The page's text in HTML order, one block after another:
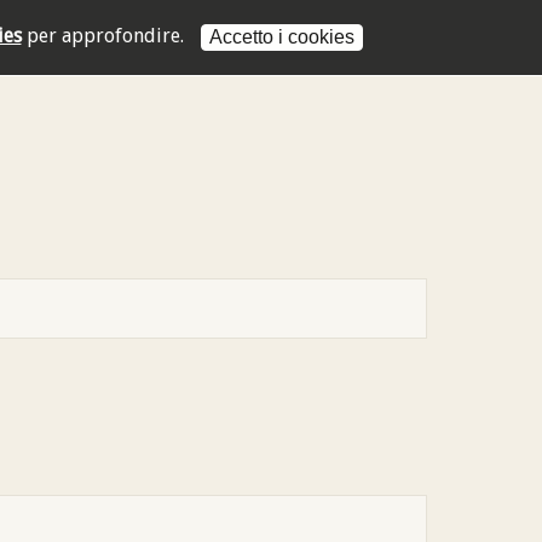
per approfondire. Accetto i cookies